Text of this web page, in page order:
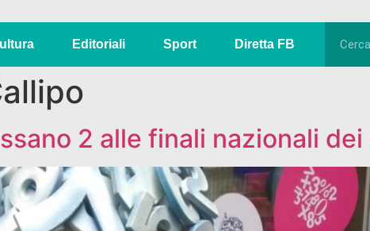
Editoriali Sport Diretta FB
2 alle finali nazionali